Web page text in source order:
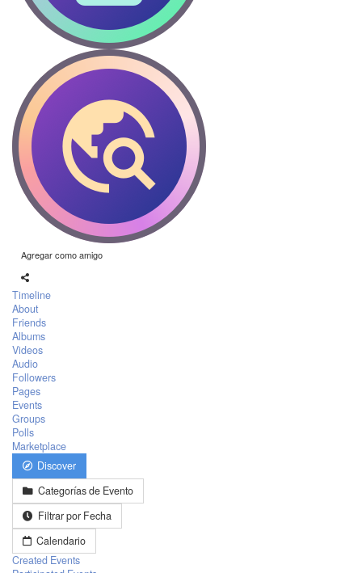
Agregar como amigo
Timeline
About
Friends
Albums
Videos
Audio
Followers
Pages
Events
Groups
Polls
Marketplace
Discover
Categorías de Evento
Filtrar por Fecha
Calendario
Created Events